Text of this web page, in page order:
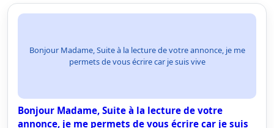
Bonjour Madame, Suite à la lecture de votre annonce, je me
permets de vous écrire car je suis vive
Bonjour Madame, Suite à la lecture de votre
annonce, je me permets de vous écrire car je suis